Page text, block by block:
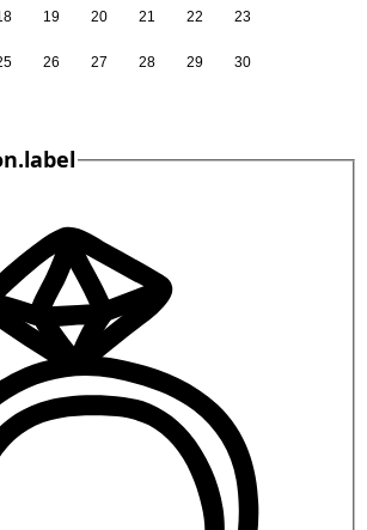
19 20 21 22 23
26 27 28 29 30